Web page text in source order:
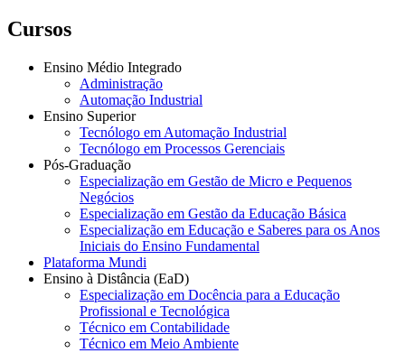
Cursos
Ensino Médio Integrado
Administração
Automação Industrial
Ensino Superior
Tecnólogo em Automação Industrial
Tecnólogo em Processos Gerenciais
Pós-Graduação
Especialização em Gestão de Micro e Pequenos
Negócios
Especialização em Gestão da Educação Básica
Especialização em Educação e Saberes para os Anos
Iniciais do Ensino Fundamental
Plataforma Mundi
Ensino à Distância (EaD)
Especialização em Docência para a Educação
Profissional e Tecnológica
Técnico em Contabilidade
Técnico em Meio Ambiente